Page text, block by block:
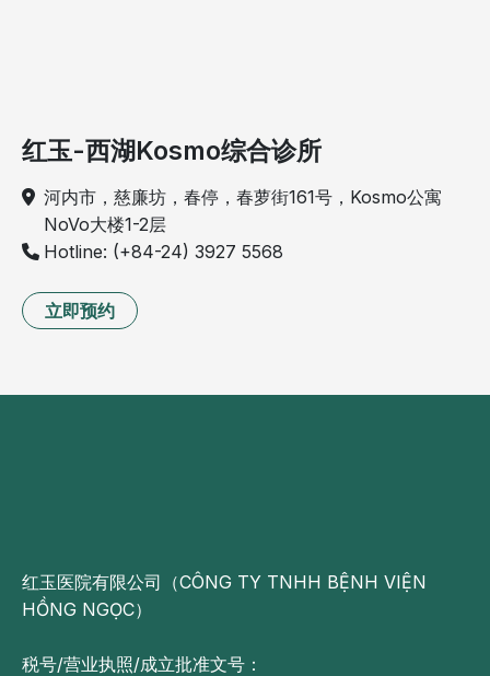
红玉-西湖Kosmo综合诊所
河内市，慈廉坊，春停，春萝街161号，Kosmo公寓
NoVo大楼1-2层
Hotline: (+84-24) 3927 5568
立即预约
红玉医院有限公司（CÔNG TY TNHH BỆNH VIỆN
HỒNG NGỌC）
税号/营业执照/成立批准文号：